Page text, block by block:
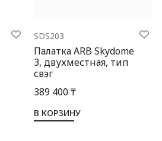
SDS203
Палатка ARB Skydome
3, двухместная, тип
свэг
389 400 ₸
В КОРЗИНУ